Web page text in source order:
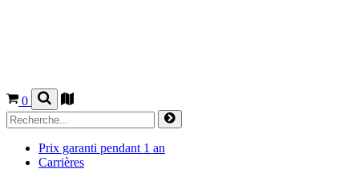
0
Prix garanti pendant 1 an
Carrières